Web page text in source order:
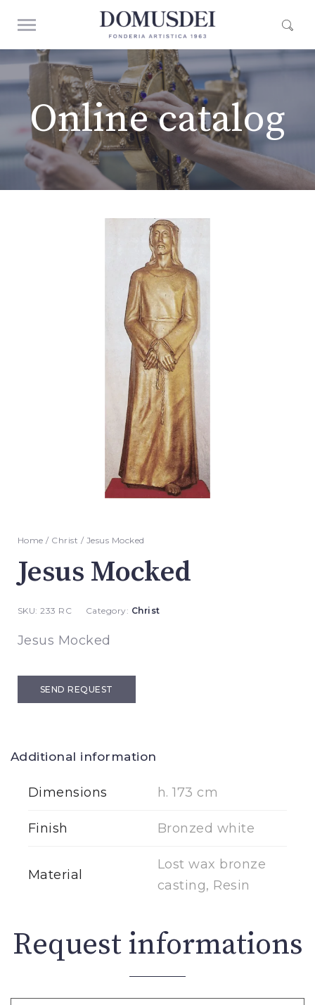
Online catalog
Home / Christ / Jesus Mocked
Jesus Mocked
SKU:233 RC Category: Christ
Jesus Mocked
SEND REQUEST
Additional information
Dimensions h. 173 cm
Finish Bronzed white
Material
Lost wax bronze
casting, Resin
Request informations